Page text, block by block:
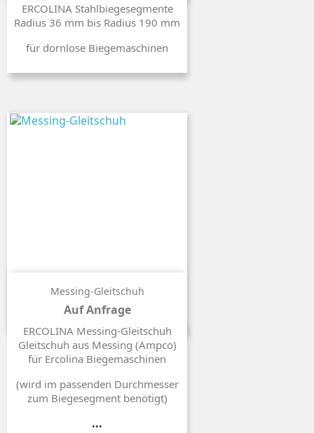
ERCOLINA Stahlbiegesegmente
Radius 36 mm bis Radius 190 mm
für dornlose Biegemaschinen
Messing-Gleitschuh
Auf Anfrage
ERCOLINA Messing-Gleitschuh
Gleitschuh aus Messing (Ampco)
für Ercolina Biegemaschinen
(wird im passenden Durchmesser
zum Biegesegment benötigt)
...